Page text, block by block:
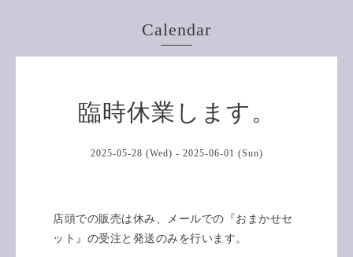
Calendar
臨時休業します。
2025-05-28 (Wed) - 2025-06-01 (Sun)
店頭での販売は休み、メールでの『おまかせセ
ット』の受注と発送のみを行います。